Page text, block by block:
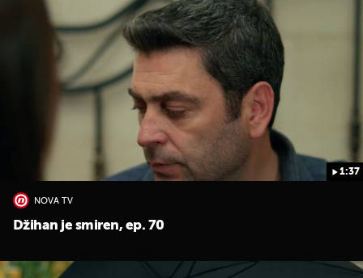
1:37
NOVA TV
Džihan je smiren, ep. 70